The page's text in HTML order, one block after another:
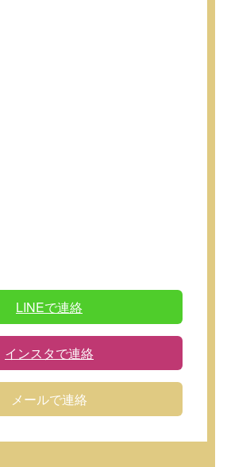
LINEで連絡
インスタで連絡
メールで連絡